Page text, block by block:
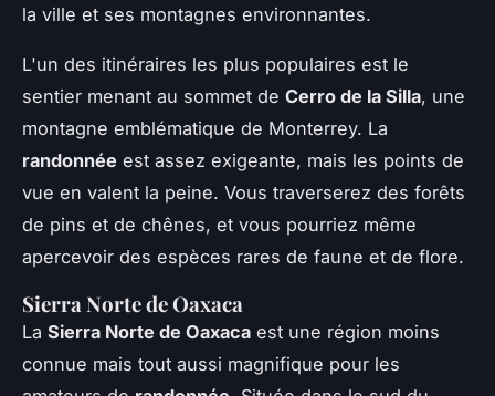
la ville et ses montagnes environnantes.
L'un des itinéraires les plus populaires est le
sentier menant au sommet de Cerro de la Silla, une
montagne emblématique de Monterrey. La
randonnée est assez exigeante, mais les points de
vue en valent la peine. Vous traverserez des forêts
de pins et de chênes, et vous pourriez même
apercevoir des espèces rares de faune et de flore.
Sierra Norte de Oaxaca
La Sierra Norte de Oaxaca est une région moins
connue mais tout aussi magnifique pour les